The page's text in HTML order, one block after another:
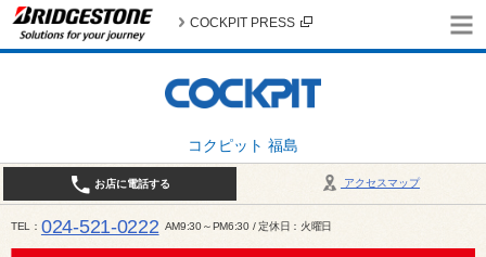
コクピット 福島
COCKPIT PRESS
アクセスマップ
お店に電話する
TEL 024-521-0222 AM9:30～PM6:30 / 定休日：火曜日